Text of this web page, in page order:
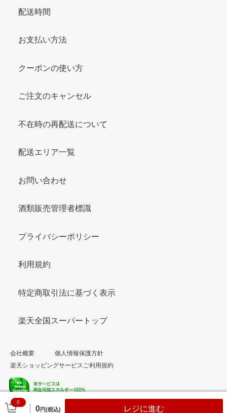
0
0円(税込) レジに進む
配送時間
お支払い方法
クーポンの使い方
ご注文のキャンセル
不在時の再配送について
配送エリア一覧
お問い合わせ
酒類販売管理者標識
プライバシーポリシー
利用規約
特定商取引法に基づく表示
楽天全国スーパートップ
会社概要
個人情報保護方針
楽天ショッピングサービスご利用規約
© Rakuten Group, Inc.